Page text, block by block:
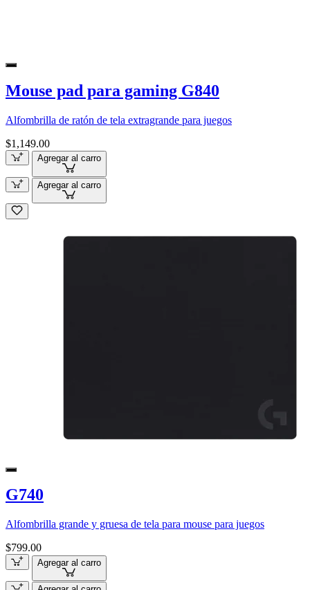
Mouse pad para gaming G840
Alfombrilla de ratón de tela extragrande para juegos
$1,149.00
Agregar al carro
Agregar al carro
G740
Alfombrilla grande y gruesa de tela para mouse para juegos
$799.00
Agregar al carro